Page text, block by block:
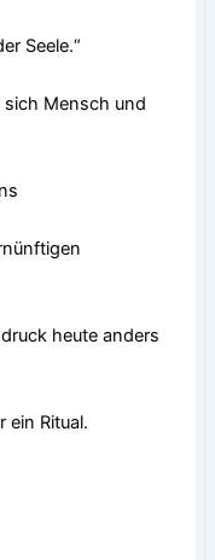
Seele.“
Mensch und
heute anders
ein Ritual.